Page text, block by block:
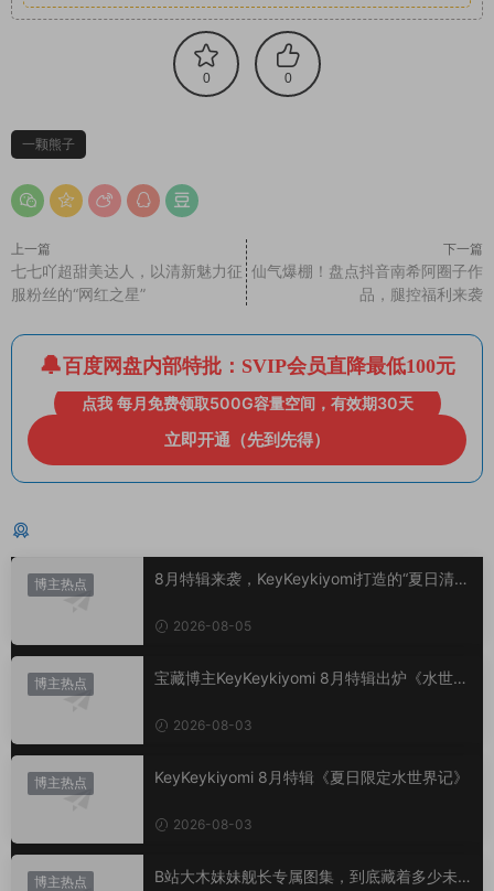
0 0
一颗熊子
上一篇
七七吖超甜美达人，以清新魅力征
服粉丝的“网红之星”
下一篇
仙气爆棚！盘点抖音南希阿圈子作
品，腿控福利来袭
百度网盘内部特批：SVIP会员直降最低100元
点我 每月免费领取500G容量空间，有效期30天
立即开通（先到先得）
博主热点
8月特辑来袭，KeyKeykiyomi打造的“夏日清凉
2026-08-05
博主热点
宝藏博主KeyKeykiyomi 8月特辑出炉《水世界
2026-08-03
博主热点 KeyKeykiyomi 8月特辑《夏日限定水世界记》
2026-08-03
博主热点
B站大木妹妹舰长专属图集，到底藏着多少未